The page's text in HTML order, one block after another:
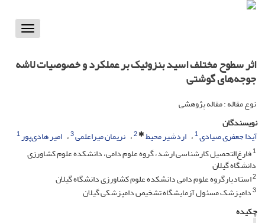
Toggle
اثر سطوح مختلف اسید بنزوئیک بر عملکرد و خصوصیات لاشه
جوجه‌های گوشتی
نوع مقاله : مقاله پژوهشی
نویسندگان
آیدا جعفری صیادی1 اردشیر محیط 2 نریمان میراعلمی3 امیر هادی‌پور1
1فارغ‌التحصیل کارشناسی ارشد، گروه علوم دامی، دانشکده علوم کشاورزی
دانشگاه گیلان
2استادیارگروه علوم دامی دانشکده علوم کشاورزی دانشگاه گیلان
3دامپزشک مسئول آزمایشگاه تشخیص دامپزشکی گیلان
چکیده